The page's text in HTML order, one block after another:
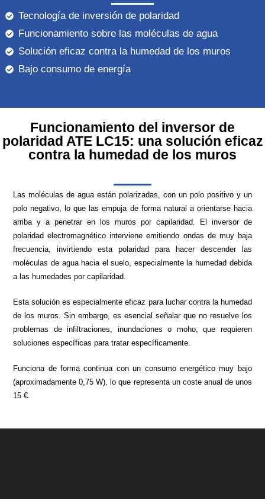
Tecnología de inversión de polaridad
Funcionamiento sobre las moléculas de agua
Solución eficaz contra la humedad de los muros
Bajo consumo de energía
Funcionamiento del inversor de
polaridad ATE LC15: una solución eficaz
contra la humedad de los muros
Las moléculas de agua están polarizadas, con un polo positivo y un
polo negativo, lo que las empuja de forma natural a orientarse hacia
arriba y a penetrar en los muros por capilaridad. El inversor de
polaridad electromagnético interviene emitiendo ondas de muy baja
frecuencia, invirtiendo esta polaridad para hacer descender las
moléculas de agua hacia el suelo, especialmente la humedad debida
a las humedades por capilaridad.
Esta solución es especialmente eficaz para luchar contra la humedad
de los muros. Sin embargo, es esencial señalar que no resuelve los
problemas de infiltraciones, inundaciones o moho, que requieren
soluciones específicas para tratar específicamente.
Funciona de forma continua con un consumo energético muy bajo
(aproximadamente 0,75 W), lo que representa un coste anual de unos
15 €.